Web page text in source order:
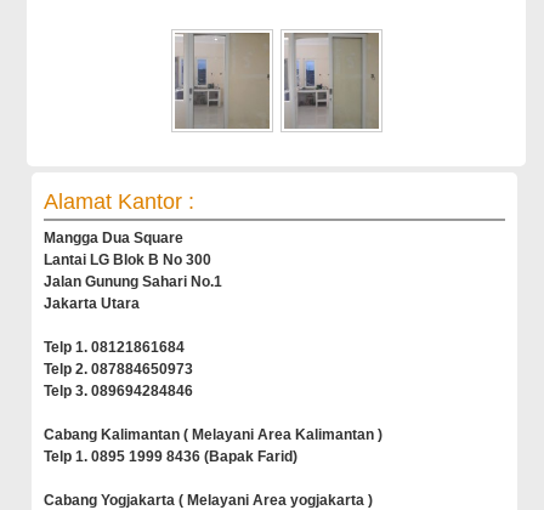
Alamat Kantor :
Mangga Dua Square
Lantai LG Blok B No 300
Jalan Gunung Sahari No.1
Jakarta Utara
Telp 1. 08121861684
Telp 2. 087884650973
Telp 3. 089694284846
Cabang Kalimantan ( Melayani Area Kalimantan )
Telp 1. 0895 1999 8436 (Bapak Farid)
Cabang Yogjakarta ( Melayani Area yogjakarta )